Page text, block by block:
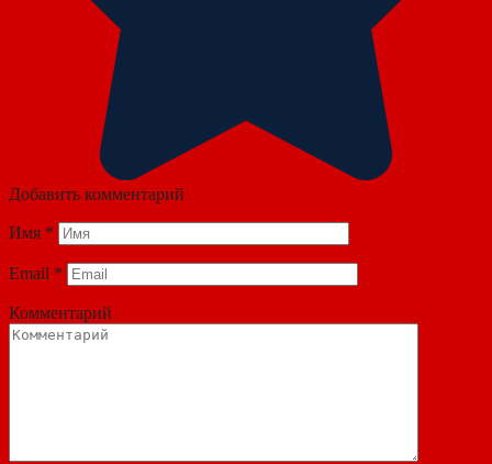
Добавить комментарий
Имя *
Email *
Комментарий